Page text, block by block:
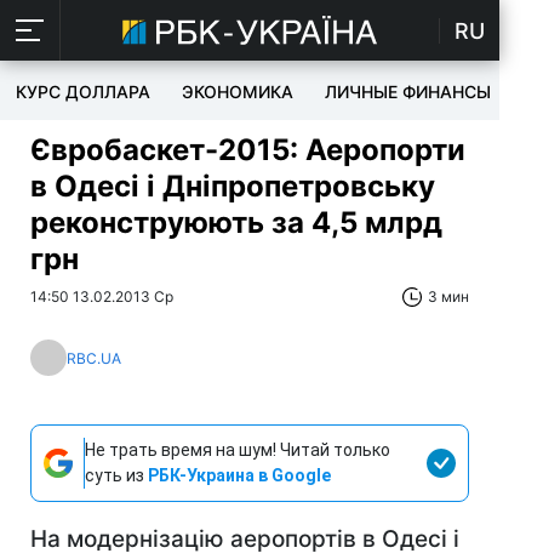
RU
КУРС ДОЛЛАРА ЭКОНОМИКА ЛИЧНЫЕ ФИНАНСЫ
Євробаскет-2015: Аеропорти
в Одесі і Дніпропетровську
реконструюють за 4,5 млрд
грн
14:50 13.02.2013 Ср 3 мин
RBC.UA
Не трать время на шум! Читай только
суть из РБК-Украина в Google
На модернізацію аеропортів в Одесі і